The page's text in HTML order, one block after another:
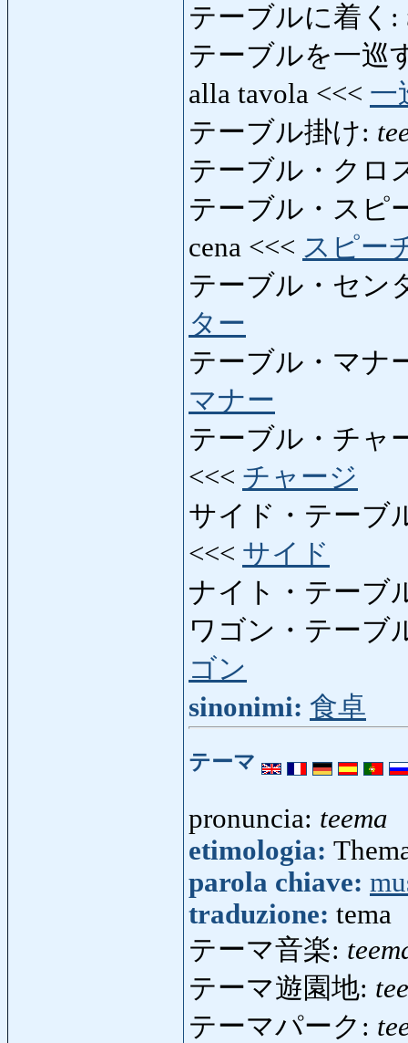
テーブルに着く:
テーブルを一巡
alla tavola <<< 一
テーブル掛け:
テーブル・クロ
テーブル・スピ
cena <<< スピー
テーブル・セン
ター
テーブル・マナ
マナー
テーブル・チャ
<<< チャージ
サイド・テーブ
<<< サイド
ナイト・テーブ
ワゴン・テーブ
ゴン
sinonimi: 食卓
テーマ
pronuncia: teema
etimologia:
parola chiave:
traduzione: tema
テーマ音楽:
テーマ遊園地:
テーマパーク: